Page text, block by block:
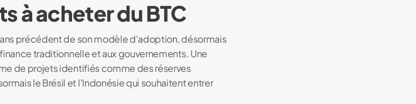
à acheter du BTC
précédent de son modèle d'adoption, désormais
traditionnelle et aux gouvernements. Une
de projets identifiés comme des réserves
le Brésil et l'Indonésie qui souhaitent entrer